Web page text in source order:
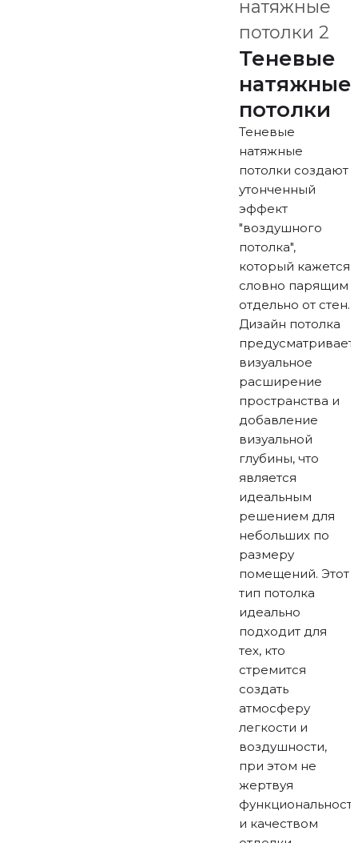
Теневые
натяжные
потолки
Теневые
натяжные
потолки создают
утонченный
эффект
"воздушного
потолка",
который кажется
словно парящим
отдельно от стен.
Дизайн потолка
предусматривает
визуальное
расширение
пространства и
добавление
визуальной
глубины, что
является
идеальным
решением для
небольших по
размеру
помещений. Этот
тип потолка
идеально
подходит для
тех, кто
стремится
создать
атмосферу
легкости и
воздушности,
при этом не
жертвуя
и качеством